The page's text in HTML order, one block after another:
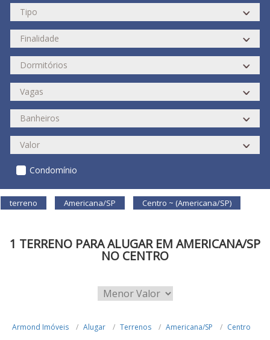
Condomínio
terreno Americana/SP Centro ~ (Americana/SP)
1 TERRENO PARA ALUGAR EM AMERICANA/SP
NO CENTRO
Armond Imóveis Alugar Terrenos Americana/SP Centro